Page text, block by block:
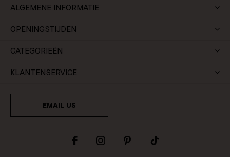
ALGEMENE INFORMATIE
OPENINGSTIJDEN
CATEGORIEËN
KLANTENSERVICE
EMAIL US